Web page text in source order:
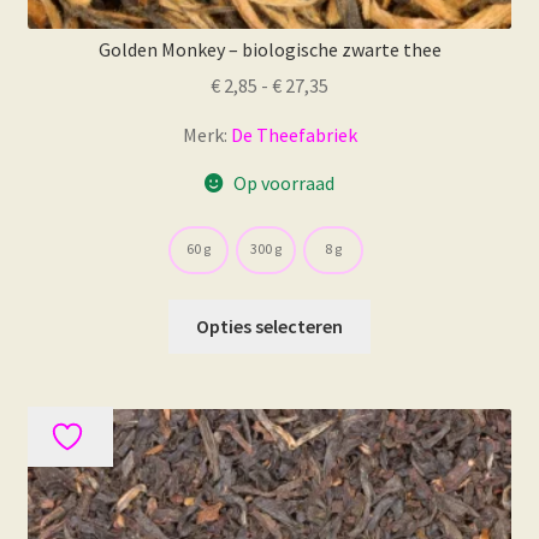
Golden Monkey – biologische zwarte thee
€ 2,85 - € 27,35
tot
€ 27,35
Merk: De Theefabriek
Op voorraad
60 g 300 g 8 g
Opties selecteren
variaties.
Deze
optie
kan